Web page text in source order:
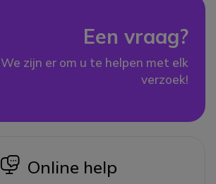
Een vraag?
We zijn er om u te helpen met elk
verzoek!
icon
Online help